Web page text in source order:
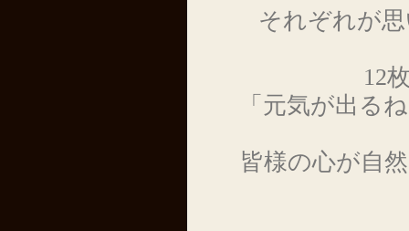
それぞれが
12
「元気が出る
皆様の心が自